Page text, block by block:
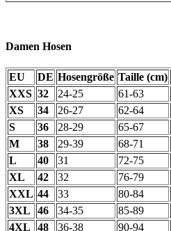
Damen Hosen
EU DE Hosengröße Taille (cm)
XXS 32 24-25 61-63
XS
34 26-27 62-64
S
36 28-29 65-67
M
38 29-39 68-71
L
40 31 72-75
XL
42 32 76-79
XXL 44 33 80-84
3XL
46 34-35 85-89
4XL
48 36-38 90-94